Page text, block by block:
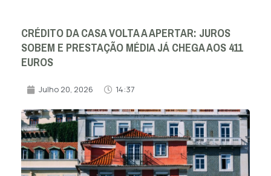
CRÉDITO DA CASA VOLTA A APERTAR: JUROS
SOBEM E PRESTAÇÃO MÉDIA JÁ CHEGA AOS 411
EUROS
Julho 20, 2026 14:37